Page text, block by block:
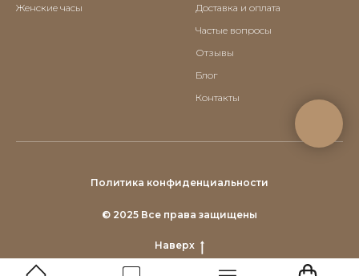
Женские часы
Доставка и оплата
Частые вопросы
Отзывы
Блог
Контакты
Политика конфиденциальности
© 2025 Все права защищены
Наверх